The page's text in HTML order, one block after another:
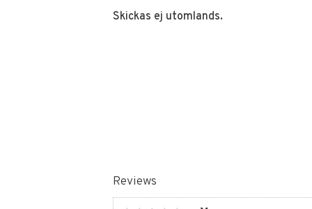
Skickas ej utomlands.
Reviews